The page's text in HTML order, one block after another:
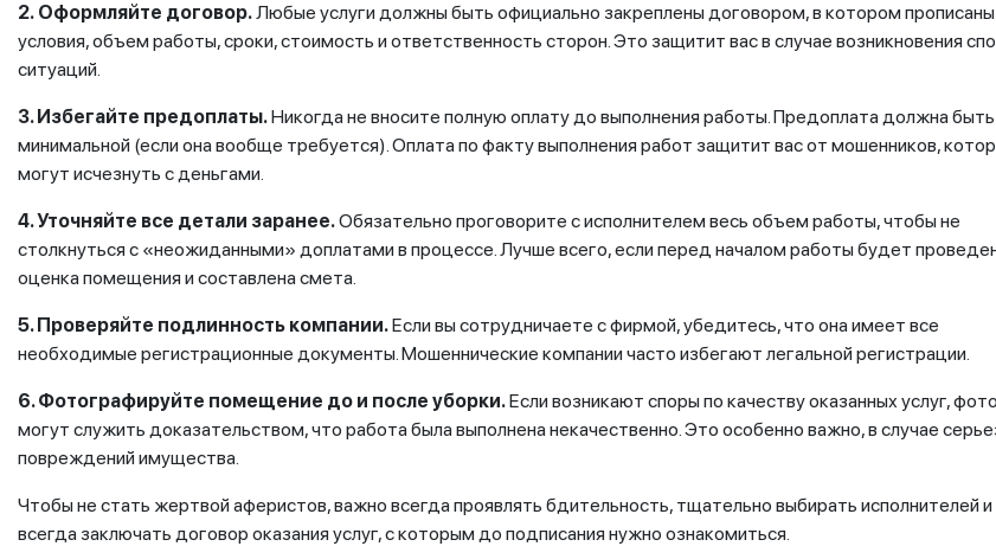
2. Оформляйте договор.Любые услуги должны быть официально закреплены договором, в котором прописаны
условия, объем работы, сроки, стоимость и ответственность сторон. Это защитит вас в случае возникновения
ситуаций.
3. Избегайте предоплаты.Никогда не вносите полную оплату до выполнения работы. Предоплата должна быть
минимальной (если она вообще требуется). Оплата по факту выполнения работ защитит вас от мошенников,
могут исчезнуть с деньгами.
4. Уточняйте все детали заранее.Обязательно проговорите с исполнителем весь объем работы, чтобы не
столкнуться с «неожиданными» доплатами в процессе. Лучше всего, если перед началом работы будет
оценка помещения и составлена смета.
5. Проверяйте подлинность компании.Если вы сотрудничаете с фирмой, убедитесь, что она имеет все
необходимые регистрационные документы. Мошеннические компании часто избегают легальной регистрации.
6. Фотографируйте помещение до и после уборки.Если возникают споры по качеству оказанных услуг, фото
могут служить доказательством, что работа была выполнена некачественно. Это особенно важно, в случае
повреждений имущества.
Чтобы не стать жертвой аферистов, важно всегда проявлять бдительность, тщательно выбирать исполнителей и
всегда заключать договор оказания услуг, с которым до подписания нужно ознакомиться.